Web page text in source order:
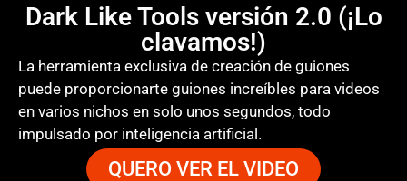
Dark Like Tools versión 2.0 (¡Lo
clavamos!)
La herramienta exclusiva de creación de guiones
puede proporcionarte guiones increíbles para videos
en varios nichos en solo unos segundos, todo
impulsado por inteligencia artificial.
QUERO VER EL VIDEO